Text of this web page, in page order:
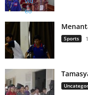
Sports